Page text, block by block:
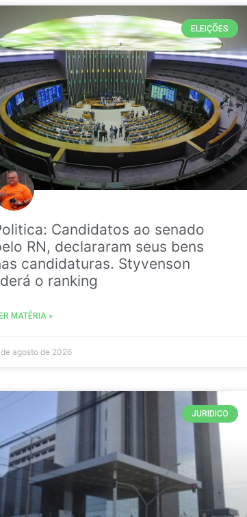
ELEIÇÕES
Candidatos ao senado
RN, declararam seus bens
candidaturas. Styvenson
o ranking
MATÉRIA »
agosto de 2026
JURIDICO